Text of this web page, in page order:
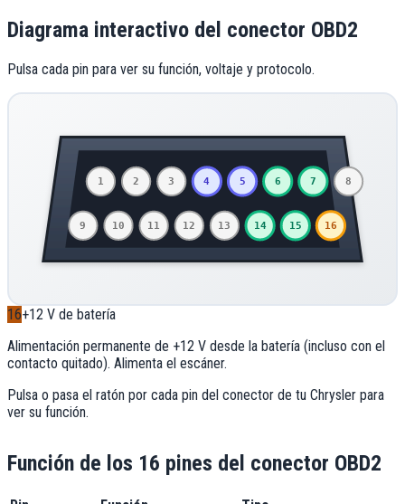
Diagrama interactivo del conector OBD2
Pulsa cada pin para ver su función, voltaje y protocolo.
1 2 3 4 5 6 7 8
9 10 11 12 13 14 15 16
16+12 V de batería
Alimentación permanente de +12 V desde la batería (incluso con el
contacto quitado). Alimenta el escáner.
Pulsa o pasa el ratón por cada pin del conector de tu Chrysler para
ver su función.
Función de los 16 pines del conector OBD2